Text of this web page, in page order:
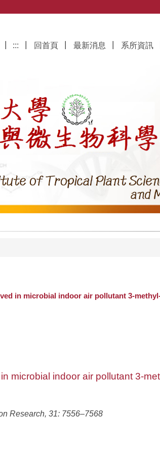
::: 回首頁 最新消息 系所資訊
in microbial indoor air pollutant 3-
microbial indoor air pollutant 3-
Research, 31: 7556–7568